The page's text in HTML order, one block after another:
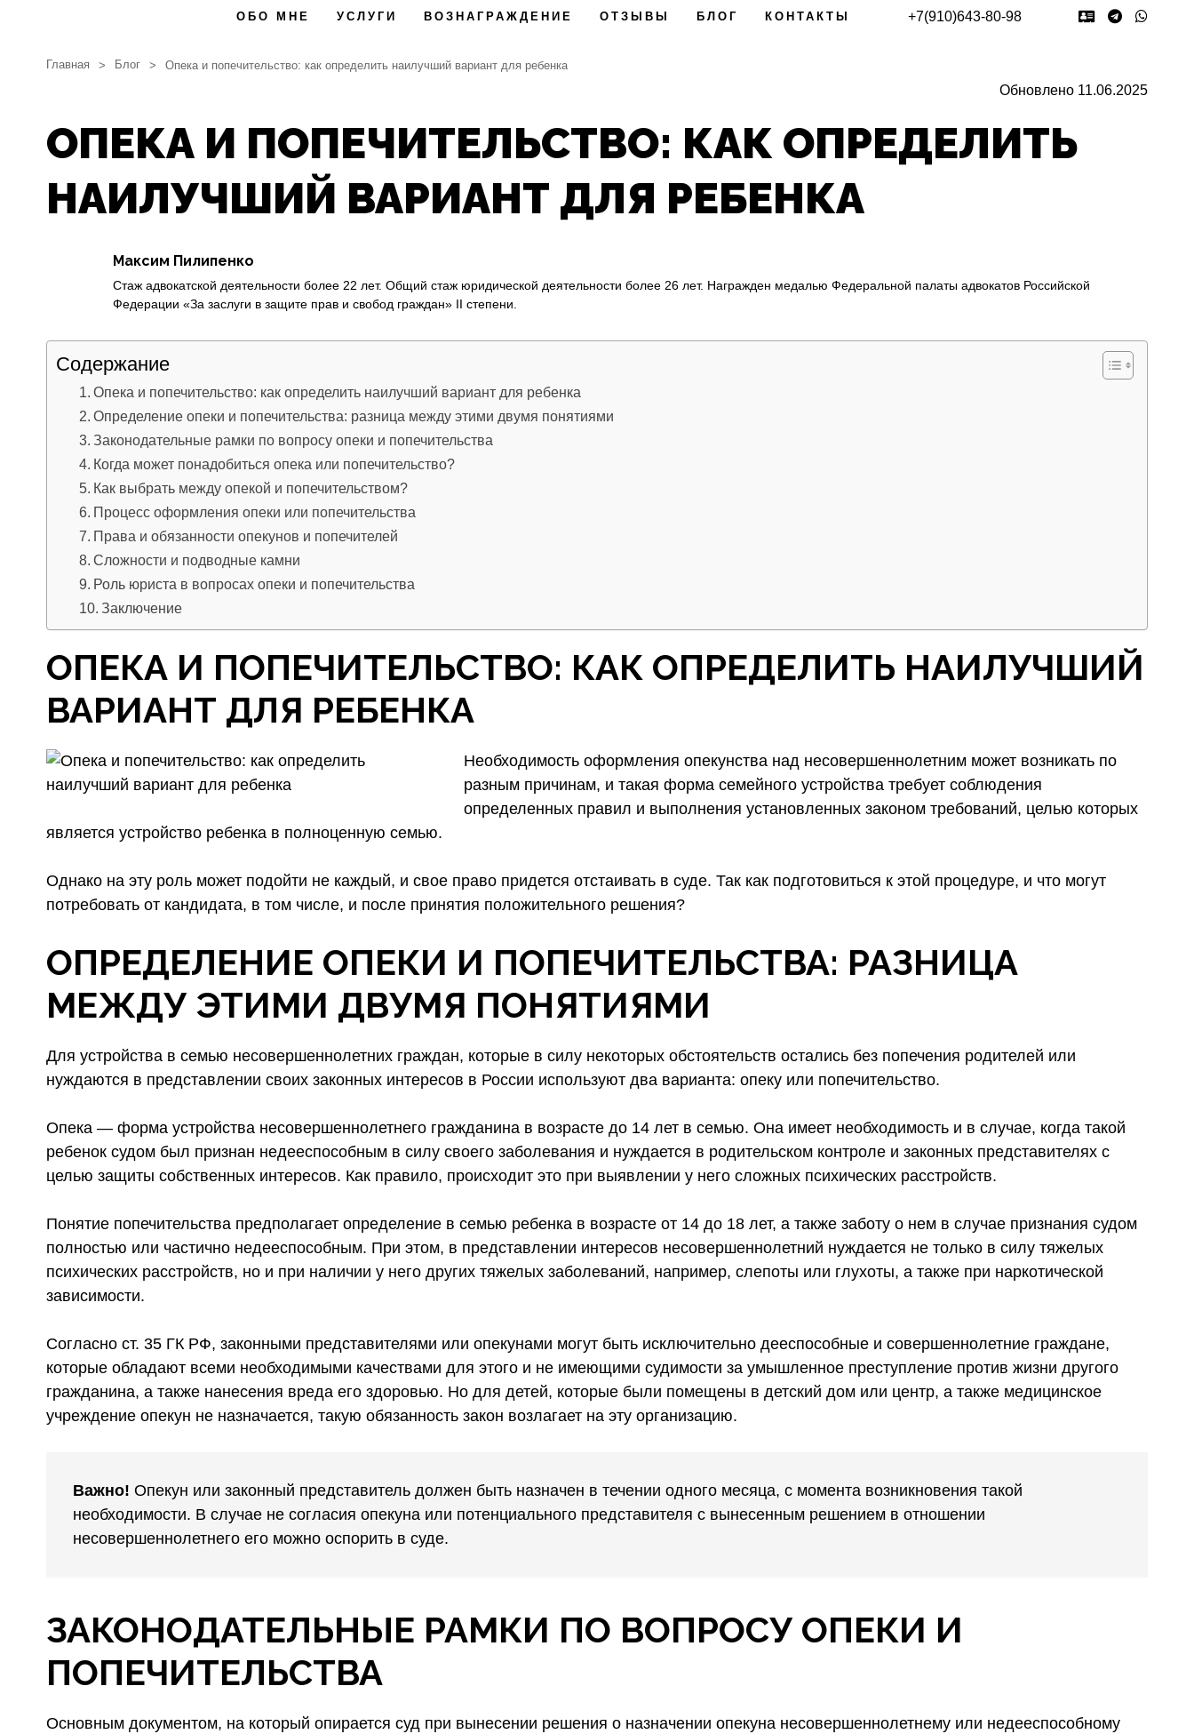
ОБО МНЕ УСЛУГИ ВОЗНАГРАЖДЕНИЕ ОТЗЫВЫ БЛОГ КОНТАКТЫ +7(910)643-80-98
Главная > Блог > Опека и попечительство: как определить наилучший вариант для ребенка
Обновлено 11.06.2025
ОПЕКА И ПОПЕЧИТЕЛЬСТВО: КАК ОПРЕДЕЛИТЬ
НАИЛУЧШИЙ ВАРИАНТ ДЛЯ РЕБЕНКА
Максим Пилипенко
Стаж адвокатской деятельности более 22 лет. Общий стаж юридической деятельности более 26 лет. Награжден медалью Федеральной палаты адвокатов Российской
Федерации «За заслуги в защите прав и свобод граждан» II степени.
Содержание
Опека и попечительство: как определить наилучший вариант для ребенка
Определение опеки и попечительства: разница между этими двумя понятиями
Законодательные рамки по вопросу опеки и попечительства
Когда может понадобиться опека или попечительство?
Как выбрать между опекой и попечительством?
Процесс оформления опеки или попечительства
Права и обязанности опекунов и попечителей
Сложности и подводные камни
Роль юриста в вопросах опеки и попечительства
Заключение
ОПЕКА И ПОПЕЧИТЕЛЬСТВО: КАК ОПРЕДЕЛИТЬ НАИЛУЧШИЙ
ВАРИАНТ ДЛЯ РЕБЕНКА
Необходимость оформления опекунства над несовершеннолетним может возникать по
разным причинам, и такая форма семейного устройства требует соблюдения
определенных правил и выполнения установленных законом требований, целью которых
является устройство ребенка в полноценную семью.
Однако на эту роль может подойти не каждый, и свое право придется отстаивать в суде. Так как подготовиться к этой процедуре, и что могут
потребовать от кандидата, в том числе, и после принятия положительного решения?
ОПРЕДЕЛЕНИЕ ОПЕКИ И ПОПЕЧИТЕЛЬСТВА: РАЗНИЦА
МЕЖДУ ЭТИМИ ДВУМЯ ПОНЯТИЯМИ
Для устройства в семью несовершеннолетних граждан, которые в силу некоторых обстоятельств остались без попечения родителей или
нуждаются в представлении своих законных интересов в России используют два варианта: опеку или попечительство.
Опека — форма устройства несовершеннолетнего гражданина в возрасте до 14 лет в семью. Она имеет необходимость и в случае, когда такой
ребенок судом был признан недееспособным в силу своего заболевания и нуждается в родительском контроле и законных представителях с
целью защиты собственных интересов. Как правило, происходит это при выявлении у него сложных психических расстройств.
Понятие попечительства предполагает определение в семью ребенка в возрасте от 14 до 18 лет, а также заботу о нем в случае признания судом
полностью или частично недееспособным. При этом, в представлении интересов несовершеннолетний нуждается не только в силу тяжелых
психических расстройств, но и при наличии у него других тяжелых заболеваний, например, слепоты или глухоты, а также при наркотической
зависимости.
Согласно ст. 35 ГК РФ, законными представителями или опекунами могут быть исключительно дееспособные и совершеннолетние граждане,
которые обладают всеми необходимыми качествами для этого и не имеющими судимости за умышленное преступление против жизни другого
гражданина, а также нанесения вреда его здоровью. Но для детей, которые были помещены в детский дом или центр, а также медицинское
учреждение опекун не назначается, такую обязанность закон возлагает на эту организацию.
Важно! Опекун или законный представитель должен быть назначен в течении одного месяца, с момента возникновения такой
необходимости. В случае не согласия опекуна или потенциального представителя с вынесенным решением в отношении
несовершеннолетнего его можно оспорить в суде.
ЗАКОНОДАТЕЛЬНЫЕ РАМКИ ПО ВОПРОСУ ОПЕКИ И
ПОПЕЧИТЕЛЬСТВА
Основным документом, на который опирается суд при вынесении решения о назначении опекуна несовершеннолетнему или недееспособному